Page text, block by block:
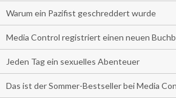
Warum ein Pazifist geschreddert wurde
Media Control registriert einen neuen
Jeden Tag ein sexuelles Abenteuer
Das ist der Sommer-Bestseller bei Media